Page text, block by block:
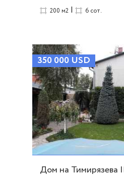
200 м2 | 6 сот.
350 000 USD
Дом на Тимирязева